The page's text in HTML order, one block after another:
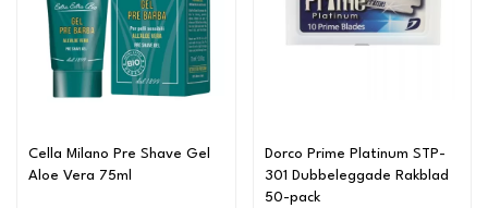
Cella Milano Pre Shave Gel
Aloe Vera 75ml
Dorco Prime Platinum STP-
301 Dubbeleggade Rakblad
50-pack